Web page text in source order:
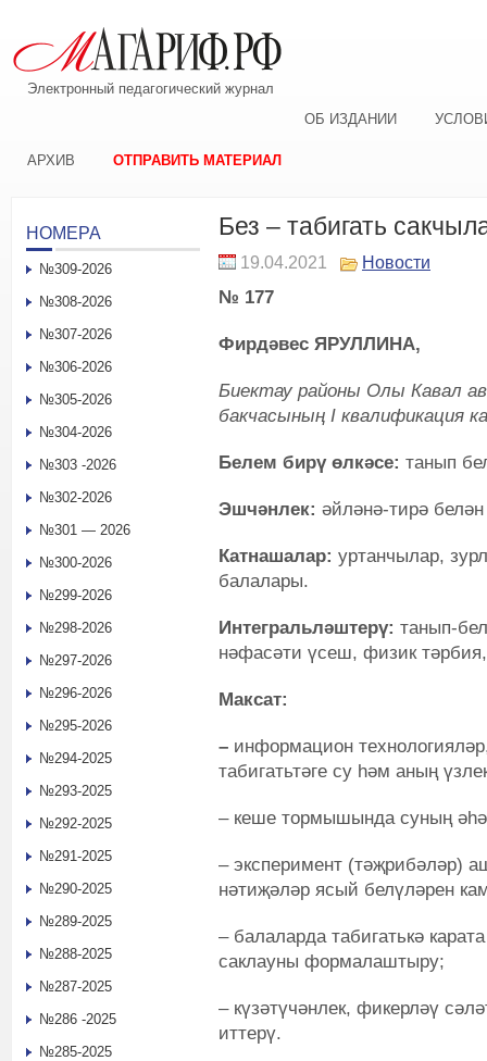
Электронный педагогический журнал
ОБ ИЗДАНИИ
АРХИВ ОТПРАВИТЬ МАТЕРИАЛ
Без – табигать
19.04.2021 Новости
№ 177
Фирдәвес ЯРУЛЛИНА,
Биектау районы Олы Кавал
бакчасының I квалификация
Белем бирү өлкәсе: танып
Эшчәнлек: әйләнә-тирә
Катнашалар: уртанчылар,
балалары.
Интегральләштерү: танып-
нәфасәти үсеш, физик
Максат:
– информацион
табигатьтәге су һәм аның
– кеше тормышында суның
– эксперимент (тәҗрибәләр)
нәтиҗәләр ясый белүләрен
– балаларда табигатькә
саклауны формалаштыру;
– күзәтүчәнлек, фикерләү
иттерү.
НОМЕРА
№309-2026
№308-2026
№307-2026
№306-2026
№305-2026
№304-2026
№303 -2026
№302-2026
№301 — 2026
№300-2026
№299-2026
№298-2026
№297-2026
№296-2026
№295-2026
№294-2025
№293-2025
№292-2025
№291-2025
№290-2025
№289-2025
№288-2025
№287-2025
№286 -2025
№285-2025